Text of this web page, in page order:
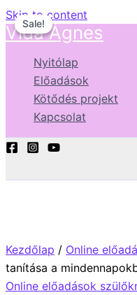
Skip to content
Vida Ágnes
Nyitólap
Előadások
Kötődés projekt
Kapcsolat
Kezdőlap / Online
tanítása a
Online előadások
Sale!
Sale!